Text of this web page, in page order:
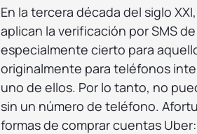
En la tercera década del siglo
aplican la verificación por SMS
especialmente cierto para
originalmente para teléfonos
uno de ellos. Por lo tanto, no
sin un número de teléfono.
formas de comprar cuentas Uber: